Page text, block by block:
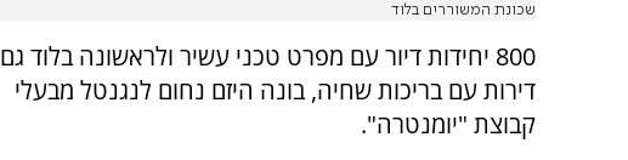
שכונת המשוררים בלוד
800 יחידות דיור עם מפרט טכני עשיר ולראשונה בלוד גם
דירות עם בריכות שחיה, בונה היזם נחום לנגנטל מבעלי
קבוצת "יומנטרה".